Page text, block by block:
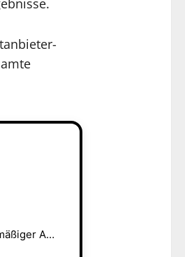
Mehr Selbstvertrauen, bessere Ausdauer und gesteigerte Leistung bei regelmäßiger Anwendung.